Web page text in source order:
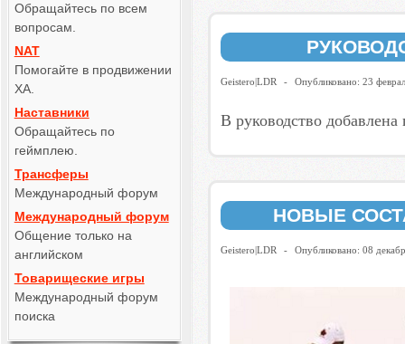
Обращайтесь по всем
вопросам.
NAT
Помогайте в продвижении
ХА.
Наставники
Обращайтесь по
геймплею.
Трансферы
Международный форум
Международный форум
Общение только на
английском
Товарищеские игры
Международный форум
поиска
Geistero|LDR - Опубликовано: 23
В руководство
НОВЫЕ
Geistero|LDR - Опубликовано: 08